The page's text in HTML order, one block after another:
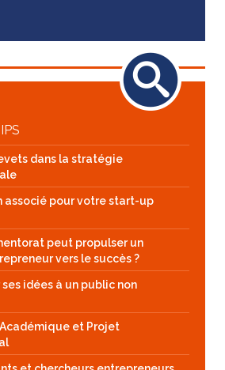
dans la stratégie
associé pour votre start-up
peut propulser un
vers le succès ?
idées à un public non
et Projet